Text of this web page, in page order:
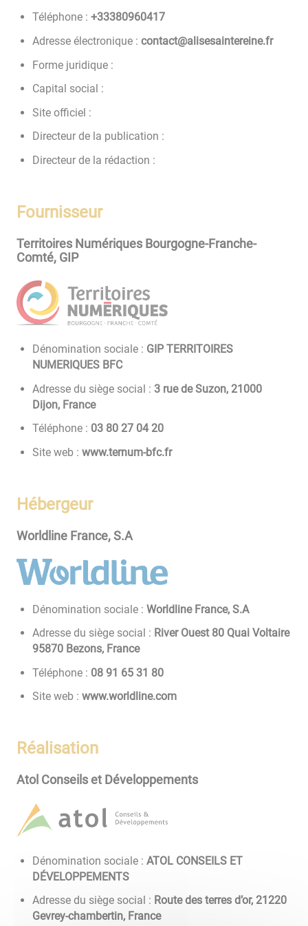
Téléphone : 71406908333+
Adresse électronique : rf.enieretniasesila@tcatnoc
Forme juridique :
Capital social :
Site officiel :
Directeur de la publication :
Directeur de la rédaction :
Fournisseur
Territoires Numériques Bourgogne-Franche-
Comté, GIP
Dénomination sociale : GIP TERRITOIRES
NUMERIQUES BFC
Adresse du siège social :3 rue de Suzon, 21000
Dijon, France
Téléphone : 02 40 72 08 30
Site web : www.ternum-bfc.fr
Hébergeur
Worldline France, S.A
Dénomination sociale :Worldline France, S.A
Adresse du siège social : River Ouest 80 Quai Voltaire
95870 Bezons, France
Téléphone : 08 13 56 19 80
Site web : www.worldline.com
Réalisation
Atol Conseils et Développements
Dénomination sociale :ATOL CONSEILS ET
DÉVELOPPEMENTS
Adresse du siège social : Route des terres d’or, 21220
Gevrey-chambertin, France